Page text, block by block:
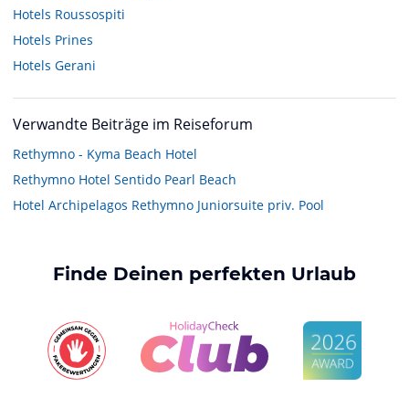
Hotels Roussospiti
Hotels Prines
Hotels Gerani
Verwandte Beiträge im Reiseforum
Rethymno - Kyma Beach Hotel
Rethymno Hotel Sentido Pearl Beach
Hotel Archipelagos Rethymno Juniorsuite priv. Pool
Finde Deinen perfekten Urlaub